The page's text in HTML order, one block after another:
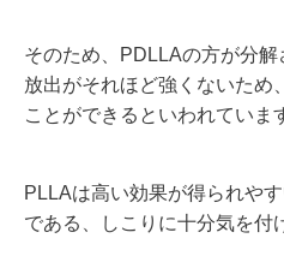
そのため、PDLLAの方が分
放出がそれほど強くないため
ことができるといわれていま
PLLAは高い効果が得られや
である、しこりに十分気を付